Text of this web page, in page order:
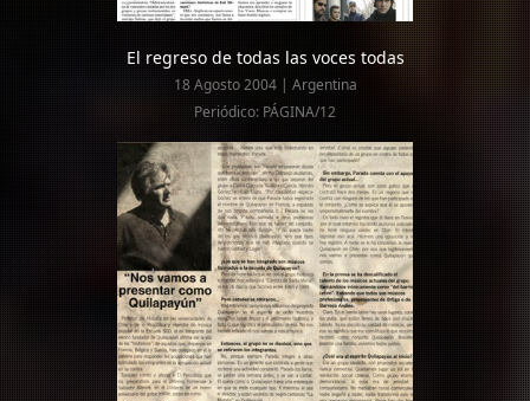
El regreso de todas las voces todas
18 Agosto 2004 | Argentina
Periódico: PÁGINA/12